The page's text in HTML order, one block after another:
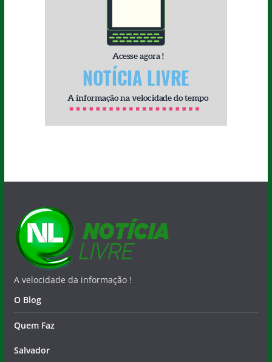
A velocidade da informação !
O Blog
Quem Faz
Salvador